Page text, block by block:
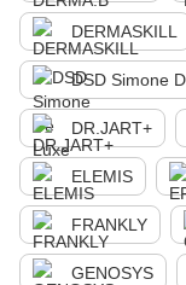
DERMASKILL
DSD Simone
DR.JART+
ELEMIS
FRANKLY
GENOSYS